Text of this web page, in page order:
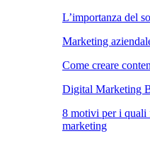
L’importanza del
Marketing
Come creare
Digital Marketing
8 motivi per i quali
marketing